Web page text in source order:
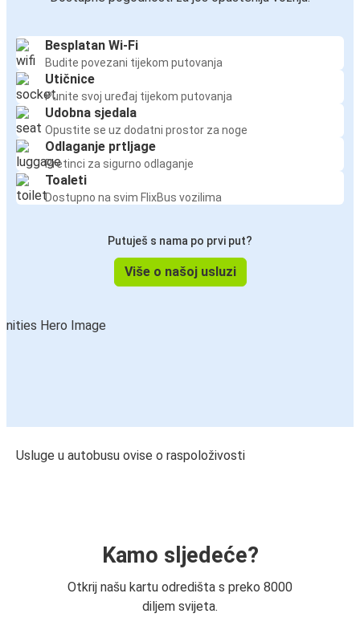
Besplatan Wi-Fi
Budite povezani tijekom putovanja
Utičnice
Punite svoj uređaj tijekom putovanja
Udobna sjedala
Opustite se uz dodatni prostor za noge
Odlaganje prtljage
Pretinci za sigurno odlaganje
Toaleti
Dostupno na svim FlixBus vozilima
Putuješ s nama po prvi put?
Više o našoj usluzi
Usluge u autobusu ovise o raspoloživosti
Kamo sljedeće?
Otkrij našu kartu odredišta s preko 8000
diljem svijeta.